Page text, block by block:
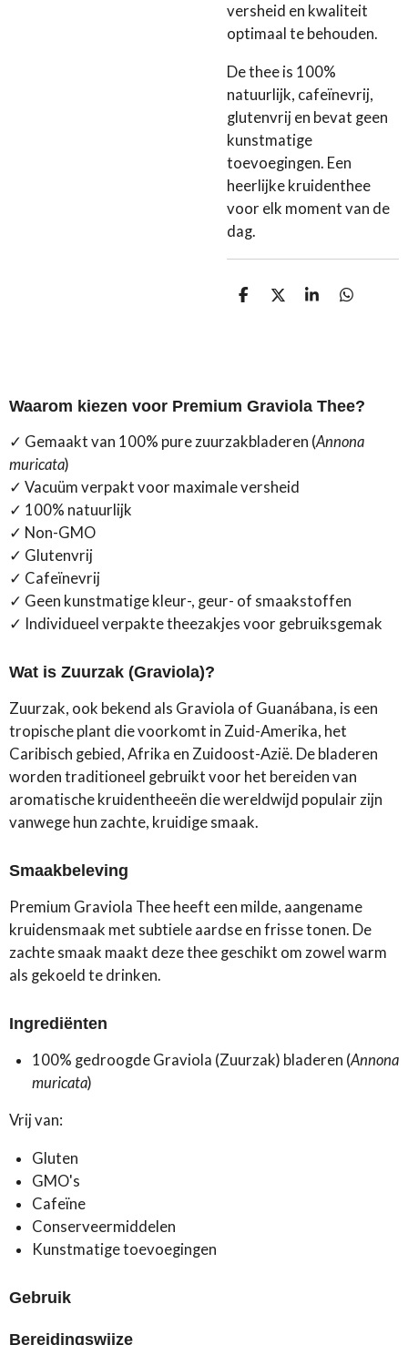
versheid en kwaliteit
optimaal te behouden.
De thee is 100%
natuurlijk, cafeïnevrij,
glutenvrij en bevat geen
kunstmatige
toevoegingen. Een
heerlijke kruidenthee
voor elk moment van de
dag.
D
D
S
D
Waarom kiezen voor Premium Graviola Thee?
✓ Gemaakt van 100% pure zuurzakbladeren (Annona
muricata)
✓ Vacuüm verpakt voor maximale versheid
✓ 100% natuurlijk
✓ Non-GMO
✓ Glutenvrij
✓ Cafeïnevrij
✓ Geen kunstmatige kleur-, geur- of smaakstoffen
✓ Individueel verpakte theezakjes voor gebruiksgemak
Wat is Zuurzak (Graviola)?
Zuurzak, ook bekend als Graviola of Guanábana, is een
tropische plant die voorkomt in Zuid-Amerika, het
Caribisch gebied, Afrika en Zuidoost-Azië. De bladeren
worden traditioneel gebruikt voor het bereiden van
aromatische kruidentheeën die wereldwijd populair zijn
vanwege hun zachte, kruidige smaak.
Smaakbeleving
Premium Graviola Thee heeft een milde, aangename
kruidensmaak met subtiele aardse en frisse tonen. De
zachte smaak maakt deze thee geschikt om zowel warm
als gekoeld te drinken.
Ingrediënten
100% gedroogde Graviola (Zuurzak) bladeren (Annona
muricata)
Vrij van:
Gluten
GMO's
Cafeïne
Conserveermiddelen
Kunstmatige toevoegingen
Gebruik
Bereidingswijze